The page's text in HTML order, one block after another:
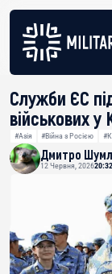
Служби ЄС
військових у
#Азія #Війна з Росією
Дмитро
12 Червня, 202620:32